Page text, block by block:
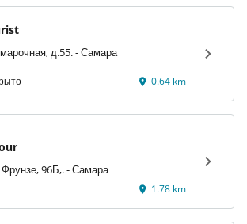
ул. Ярмарочная, д.55. - Самара
0.64 km
улица Фрунзе, 96Б,. - Самара
1.78 km